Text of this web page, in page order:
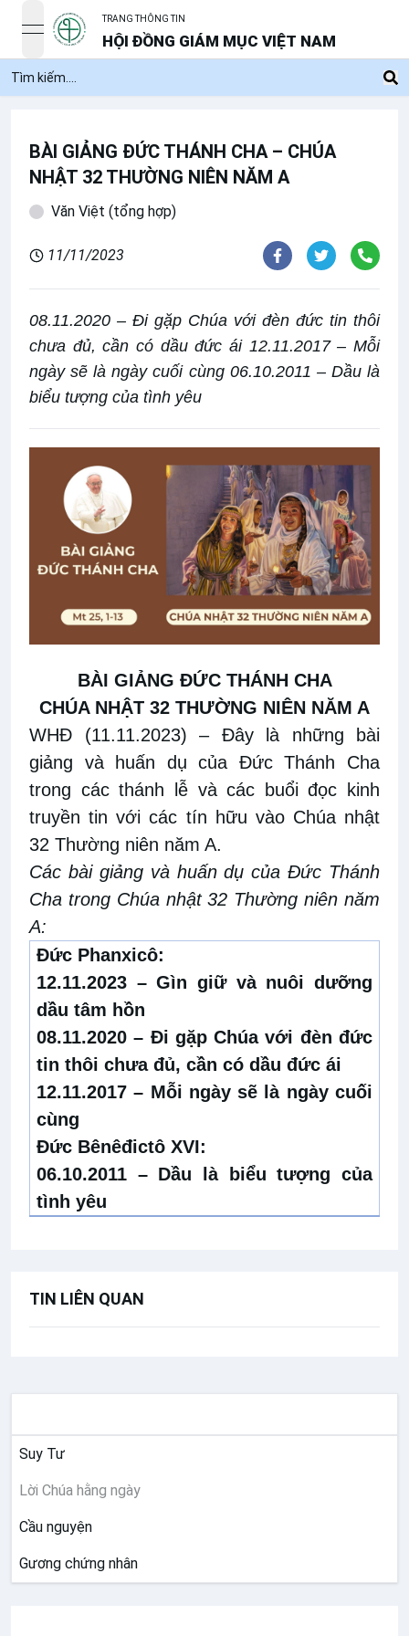
open navigation menu
TRANG THÔNG TIN
HỘI ĐỒNG GIÁM MỤC VIỆT NAM
BÀI GIẢNG ĐỨC THÁNH CHA – CHÚA
NHẬT 32 THƯỜNG NIÊN NĂM A
Văn Việt (tổng hợp)
11/11/2023
08.11.2020 – Đi gặp Chúa với đèn đức tin thôi
chưa đủ, cần có dầu đức ái 12.11.2017 – Mỗi
ngày sẽ là ngày cuối cùng 06.10.2011 – Dầu là
biểu tượng của tình yêu
BÀI GIẢNG ĐỨC THÁNH CHA
CHÚA NHẬT 32 THƯỜNG NIÊN NĂM A
WHĐ (11.11.2023) – Đây là những bài
giảng và huấn dụ của Đức Thánh Cha
trong các thánh lễ và các buổi đọc kinh
truyền tin với các tín hữu vào Chúa nhật
32 Thường niên năm A.
Các bài giảng và huấn dụ của Đức Thánh
Cha trong Chúa nhật 32 Thường niên năm
A:
Đức Phanxicô:
12.11.2023 –Gìn giữ và nuôi dưỡng
dầu tâm hồn
08.11.2020 – Đi gặp Chúa với đèn đức
tin thôi chưa đủ, cần có dầu đức ái
12.11.2017 – Mỗi ngày sẽ là ngày cuối
cùng
Đức Bênêđictô XVI:
06.10.2011 – Dầu là biểu tượng của
tình yêu
TIN LIÊN QUAN
Suy Tư
Lời Chúa hằng ngày
Cầu nguyện
Gương chứng nhân